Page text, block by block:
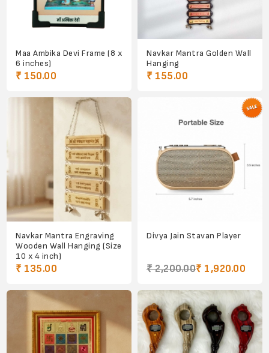
Maa Ambika Devi Frame (8 x
6 inches)
₹ 150.00
Navkar Mantra Golden Wall
Hanging
₹ 155.00
Navkar Mantra Engraving
Wooden Wall Hanging (Size
10 x 4 inch)
₹ 135.00
Divya Jain Stavan Player
₹ 2,200.00₹ 1,920.00